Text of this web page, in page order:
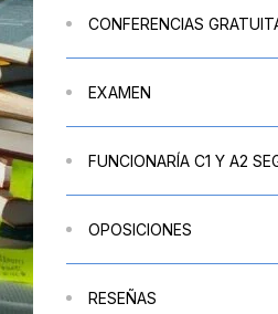
CONFERENCIAS
EXAMEN
FUNCIONARÍA C1 Y A2
OPOSICIONES
RESEÑAS